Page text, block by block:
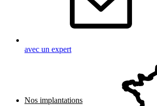
avec un expert
Nos implantations